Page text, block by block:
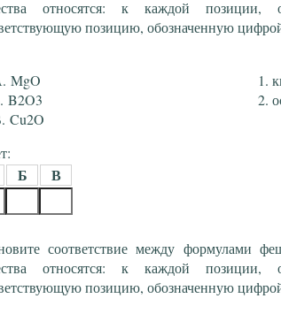
относятся: к каждой позиции,
позицию, обозначенную
MgO
B2O3
Cu2O
Б В
соответствие между формулами
относятся: к каждой позиции,
позицию, обозначенную